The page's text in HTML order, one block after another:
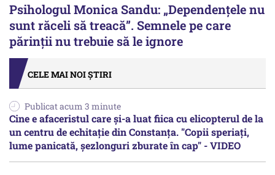
Psihologul Monica Sandu: „Dependențele nu
sunt răceli să treacă”. Semnele pe care
părinții nu trebuie să le ignore
CELE MAI NOI ȘTIRI
Publicat acum 3 minute
Cine e afaceristul care și-a luat fiica cu elicopterul de la
un centru de echitație din Constanța. "Copii speriați,
lume panicată, șezlonguri zburate în cap" - VIDEO